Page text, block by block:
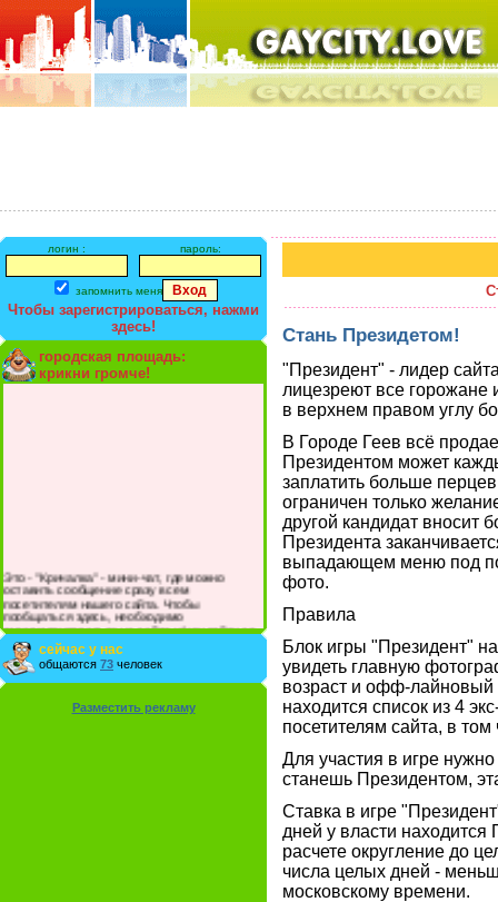
логин : пароль:
запомнить меня
Чтобы зарегистрироваться, нажми
здесь!
городская площадь:
крикни громче!
Это - "Кричалка" - мини-чат, где можно
оставить сообщение сразу всем
посетителям нашего сайта. Чтобы
пообщаться здесь, необходимо
зарегистрироваться на сайте и/или войти со
своими логином и паролем.
сейчас у нас
общаются 73 человек
Разместить рекламу
Стань Президетом!
"Президент" - лидер
лицезреют все горожане
в верхнем правом углу
В Городе Геев всё
Президентом может
заплатить больше
ограничен только
другой кандидат вносит
Президента
выпадающем меню под
фото.
Правила
Блок игры "Президент"
увидеть главную
возраст и офф-
находится список из 4
посетителям сайта, в том
Для участия в игре
станешь Президентом,
Ставка в игре
дней у власти находится
расчете округление до
числа целых дней -
московскому времени.